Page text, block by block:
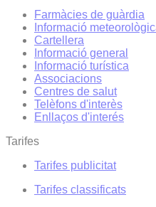
Farmàcies de guàrdia
Informació
Cartellera
Informació general
Informació turística
Associacions
Centres de salut
Telèfons d'interès
Enllaços d'interés
Tarifes
Tarifes publicitat
Tarifes classificats